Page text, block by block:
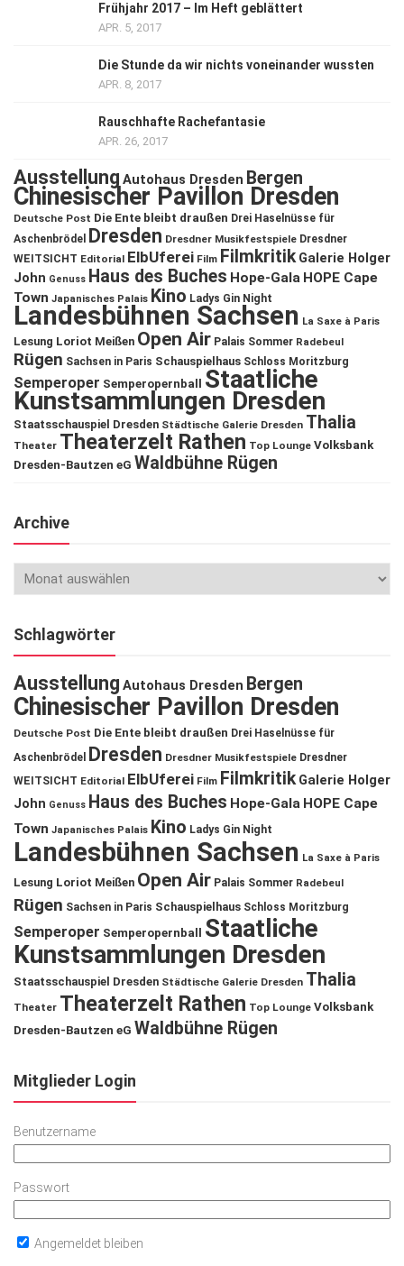
Frühjahr 2017 – Im Heft geblättert
APR. 5, 2017
Die Stunde da wir nichts voneinander wussten
APR. 8, 2017
Rauschhafte Rachefantasie
APR. 26, 2017
Ausstellung Autohaus Dresden Bergen
Chinesischer Pavillon Dresden
Deutsche Post Die Ente bleibt draußen Drei Haselnüsse für
Aschenbrödel
Dresden Dresdner Musikfestspiele Dresdner
WEITSICHT Editorial ElbUferei Film Filmkritik Galerie Holger
John Genuss Haus des Buches Hope-Gala HOPE Cape
Town Japanisches Palais Kino Ladys Gin Night
Landesbühnen Sachsen La Saxe à Paris
Lesung Loriot Meißen Open Air Palais Sommer Radebeul
Rügen Sachsen in Paris Schauspielhaus Schloss Moritzburg
Semperoper Semperopernball Staatliche
Kunstsammlungen Dresden
Staatsschauspiel Dresden Städtische Galerie Dresden Thalia
Theater Theaterzelt Rathen Top Lounge Volksbank
Dresden-Bautzen eG Waldbühne Rügen
Archive
Schlagwörter
Ausstellung Autohaus Dresden Bergen
Chinesischer Pavillon Dresden
Deutsche Post Die Ente bleibt draußen Drei Haselnüsse für
Aschenbrödel
Dresden Dresdner Musikfestspiele Dresdner
WEITSICHT Editorial ElbUferei Film Filmkritik Galerie Holger
John Genuss Haus des Buches Hope-Gala HOPE Cape
Town Japanisches Palais Kino Ladys Gin Night
Landesbühnen Sachsen La Saxe à Paris
Lesung Loriot Meißen Open Air Palais Sommer Radebeul
Rügen Sachsen in Paris Schauspielhaus Schloss Moritzburg
Semperoper Semperopernball
Staatliche
Kunstsammlungen Dresden
Staatsschauspiel Dresden Städtische Galerie Dresden Thalia
Theater Theaterzelt Rathen Top Lounge Volksbank
Dresden-Bautzen eG Waldbühne Rügen
Mitglieder Login
Benutzername
Passwort
Angemeldet bleiben